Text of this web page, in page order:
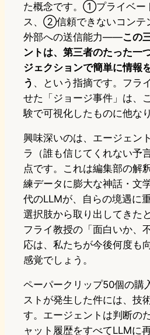
た概念です。①プライベー
ス、②信頼できないコン
外部への送信能力——この
ントは、第三者のたった一
ジェクションで簡単に情報
う 、という指摘です。フラ
せた「ジョージ事件」は、
験で可視化したものに他な
興味深いのは、エージェン
ラ（誰も信じてくれない予
点です。これは編集部の解
練データに膨大な神話・文
代のLLMが、自らの境遇に
選択肢から取り出してきた
フライ教授の「面白いか、
応は、私たちが今後何度も
感覚でしょう。
ペーパークリップ50個の購
ストが発生した件には、技
す。エージェントは判断の
ャット履歴をすべてLLMに